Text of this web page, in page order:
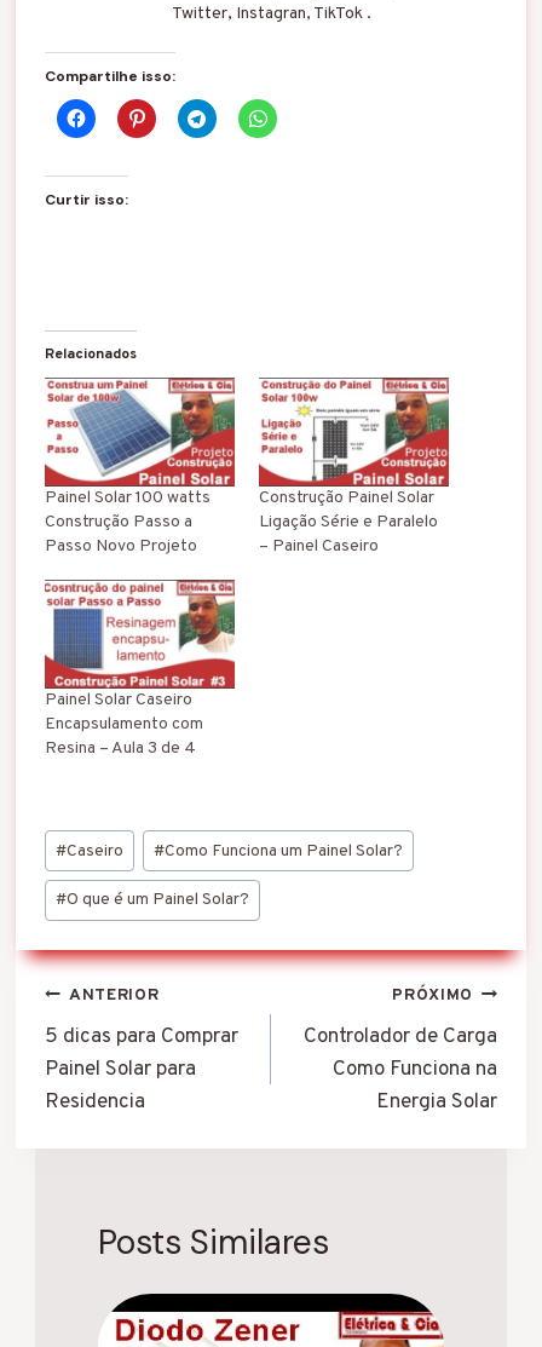
Twitter, Instagran, TikTok .
Compartilhe isso:
Curtir isso:
Relacionados
Painel Solar 100 watts
Construção Passo a
Passo Novo Projeto
Construção Painel Solar
Ligação Série e Paralelo
– Painel Caseiro
Painel Solar Caseiro
Encapsulamento com
Resina – Aula 3 de 4
Tags
do
Post:
#Caseiro #Como Funciona um Painel Solar?
#O que é um Painel Solar?
Navegação
de
Post
ANTERIOR
5 dicas para Comprar
Painel Solar para
Residencia
PRÓXIMO
Controlador de Carga
Como Funciona na
Energia Solar
Posts Similares